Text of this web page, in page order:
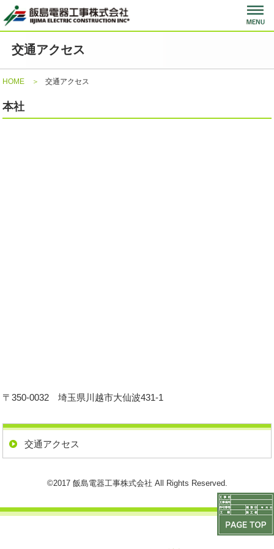
交通アクセス
HOME 交通アクセス
本社
〒350-0032 埼玉県川越市大仙波431-1
交通アクセス
©2017 飯島電器工事株式会社 All Rights Reserved.